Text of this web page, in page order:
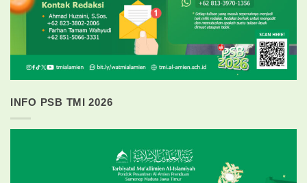
INFO PSB TMI 2026